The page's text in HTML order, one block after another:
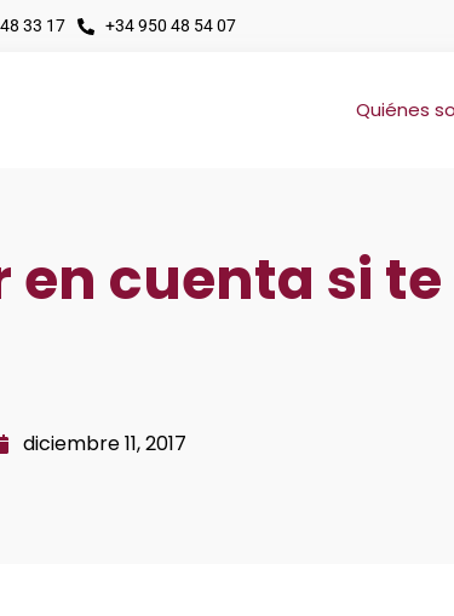
33 17 +34 950 48 54 07
Quiénes
en cuenta si
diciembre 11, 2017